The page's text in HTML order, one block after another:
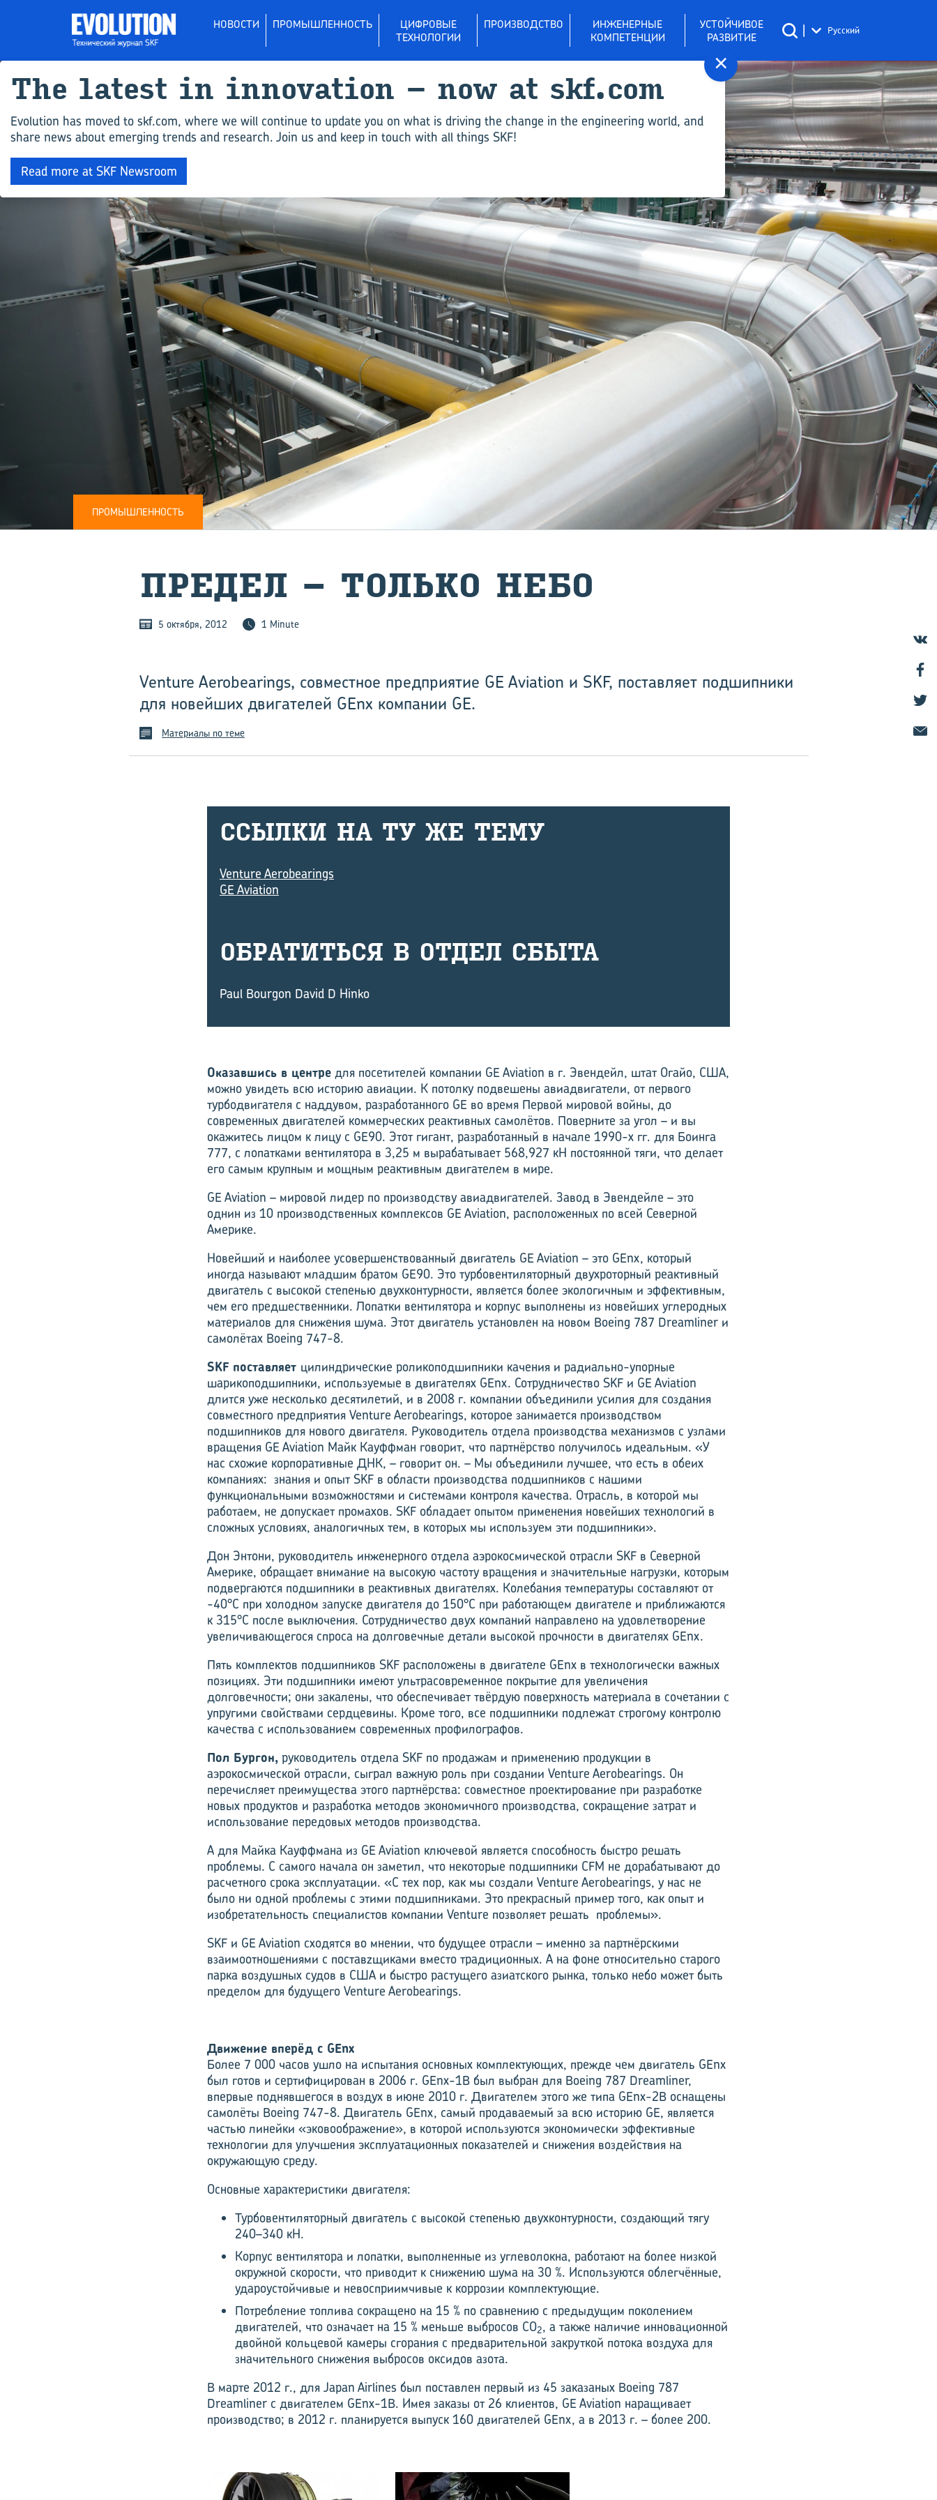
НОВОСТИ ПРОМЫШЛЕННОСТЬ
ЦИФРОВЫЕ
ТЕХНОЛОГИИ
ПРОИЗВОДСТВО
ИНЖЕНЕРНЫЕ
КОМПЕТЕНЦИИ
УСТОЙЧИВОЕ
РАЗВИТИЕ
| Русский
ПРОМЫШЛЕННОСТЬ
ПРЕ­ДЕЛ – ТОЛЬ­КО НЕБО
5 октября, 2012 1 Minute
Venture Aerobearings, совместное предприятие GE Aviation и SKF, поставляет подшипники
для новейших двигателей GEnx компании GE.
Материалы по теме
ССЫЛ­КИ НА ТУ ЖЕ ТЕМУ
Venture Aerobearings
GE Aviation
ОБ­РА­ТИТЬ­СЯ В ОТДЕЛ СБЫТА
Paul Bourgon David D Hinko
Оказавшись в центре для посетителей компании GE Aviation в г. Эвендейл, штат Огайо, США,
можно увидеть всю историю авиации. К потолку подвешены авиадвигатели, от первого
турбодвигателя с наддувом, разработанного GE во время Первой мировой войны, до
современных двигателей коммерчес­ких реактивных самолётов. Поверните за угол – и вы
окажитесь лицом к лицу с GE90. Этот гигант, разработанный в начале 1990-х гг. для Боинга
777, с лопатками вентилятора в 3,25 м вырабатывает 568,927 кН постоянной тяги, что делает
его самым крупным и мощным реактивным двигателем в мире.
GE Aviation – мировой лидер по производству авиадвигателей. Завод в Эвендейле – это
однин из 10 производственных комплексов GE Aviation, расположенных по всей Северной
Америке.
Новейший и наиболее усовершенствованный двигатель GE Aviation – это GEnx, который
иногда называют младшим братом GE90. Это турбовентиляторный двухроторный реактивный
двигатель с высокой степенью двухконтурности, является более экологичным и эффективным,
чем его предшественники. Лопатки вентилятора и корпус выполнены из новейших углеродных
материалов для снижения шума. Этот двигатель установлен на новом Boeing 787 Dreamliner и
самолётах Boeing 747-8.
SKF поставляет цилиндрические роликоподшипники качения и радиально-упорные
шарикоподшипники, используемые в двигателях GEnx. Сотрудничество SKF и GE Aviation
длится уже несколько десятилетий, и в 2008 г. компании объединили усилия для создания
совместного предприятия Venture Aerobearings, которое занимается производством
подшипников для нового двигателя. Руководитель отдела производства механизмов с узлами
вращения GE Aviation Майк Кауффман говорит, что партнёрство получилось идеальным. «У
нас схожие корпоративные ДНК, – говорит он. – Мы объединили лучшее, что есть в обеих
компаниях: знания и опыт SKF в области производства подшипников с нашими
функциональными возможностями и системами контроля качества. Отрасль, в которой мы
работаем, не допускает промахов. SKF обладает опытом применения новейших технологий в
сложных условиях, аналогичных тем, в которых мы используем эти подшипники».
Дон Энтони, руководитель инженерного отдела аэрокосмической отрасли SKF в Северной
Америке, обращает внимание на высокую частоту вращения и значительные нагрузки, которым
подвергаются подшипники в реактивных двигателях. Колебания температуры составляют от
-40°С при холодном запуске двигателя до 150°С при работающем двигателе и приближаются
к 315°С после выключения. Сотрудничество двух компаний направлено на удовлетворение
увеличивающегося спроса на долговечные детали высокой прочности в двигателях GEnx.
Пять комплектов подшипников SKF расположены в двигателе GEnx в технологически важных
позициях. Эти подшипники имеют ультрасов­ременное покрытие для увеличения
долговечности; они закалены, что обеспечивает твёрдую поверхность материала в сочетании с
упругими свойствами сердцевины. Кроме того, все подшипники подлежат строгому контролю
качества с использованием современных профилографов.
Пол Бургон, руководитель отдела SKF по продажам и применению продукции в
аэрокосмической отрасли, сыграл важную роль при создании Venture Aerobearings. Он
перечисляет преимущества этого партнёрства: совместное проектирование при разработке
новых продуктов и разработка методов экономичного производства, сокращение затрат и
использование передовых методов производства.
А для Майка Кауффмана из GE Aviation ключевой является способность быстро решать
проблемы. С самого начала он заметил, что некоторые подшипники CFM не дорабатывают до
расчетного срока эксплуатации. «С тех пор, как мы создали Venture Aerobearings, у нас не
было ни одной проблемы с этими подшипниками. Это прекрасный пример того, как опыт и
изобретательность специалистов компании Venture позволяет решать проблемы».
SKF и GE Aviation сходятся во мнении, что будущее отрасли – именно за партнёрскими
взаимоотношениями с поставzщиками вместо традиционных. А на фоне относительно старого
парка воздушных судов в США и быстро растущего азиатского рынка, только небо может быть
пределом для будущего Venture Aerobearings.
Движение вперёд с GEnx
Более 7 000 часов ушло на испытания основных комплектующих, преж­де чем двигатель GEnx
был готов и сертифицирован в 2006 г. GEnx-1B был выбран для Boeing 787 Dreamliner,
впервые поднявшегося в воздух в июне 2010 г. Двигателем этого же типа GEnx-2B оснащены
самолёты Boeing 747-8. Двигатель GEnx, самый продаваемый за всю историю GE, является
частью линейки «эковоображение», в которой используются экономически эффективные
технологии для улучшения эксплуатационных показателей и снижения воздействия на
окружающую среду.
Основные характеристики двигателя:
Турбовентиляторный двигатель с высокой степенью двухконтурности, создающий тягу
240–340 кН.
Корпус вентилятора и лопатки, выполненные из углеволокна, работают на более низкой
окружной скорости, что приводит к снижению шума на 30 %. Используются облегчённые,
удароустойчивые и невосприимчивые к коррозии комплектующие.
Потребление топлива сокращено на 15 % по сравнению с предыдущим поколением
двигателей, что означает на 15 % меньше выбросов CO2, а также наличие инновационной
двойной кольцевой камеры сгорания с предварительной закруткой потока воздуха для
значительного снижения выбросов оксидов азота.
В марте 2012 г., для Japan Airlines был поставлен первый из 45 заказаных Boeing 787
Dreamliner с двигателем GEnx-1B. Имея заказы от 26 клиентов, GE Aviation наращивает
производство; в 2012 г. планируется выпуск 160 двигателей GEnx, а в 2013 г. – более 200.
×
The latest in innovation – now at skf.com
Evolution has moved to skf.com, where we will continue to update you on what is driving the change in the engineering world, and
share news about emerging trends and research. Join us and keep in touch with all things SKF!
Read more at SKF Newsroom